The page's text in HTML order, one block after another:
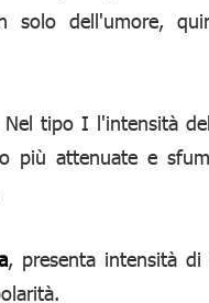
dell'umore,
tipo I l'intensità
più attenuate e
, presenta intensità di